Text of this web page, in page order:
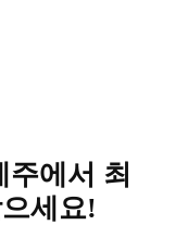
에서 최
세요!